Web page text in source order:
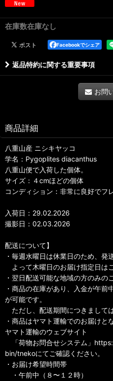
在庫数在庫なし
Facebookでシェア
返品特約に関する重要事項
お問
商品詳細
八重山産 ニシキヤッコ
学名：Pygoplites diacanthus
八重山便で入荷した個体。
サイズ：４cmほどの個体
コンディション：非常に良好でフ
入荷日：29.02.2026
撮影日：02.03.2026
配送について】
・毎週水曜日は休業日のため、発
よって木曜日のお届け指定日は
・翌日配送可能な地域の方のみの
・商品の在庫があり、入金が午
が可能です。
ただし、配送期間につきまして
・商品はヤマト運輸でのお届け
ヤマト運輸のウェブサイト
「荷物お問合せシステム」
bin/tnekoにてご確認ください。
・お届け希望時間帯
・午前中（８〜１２時）